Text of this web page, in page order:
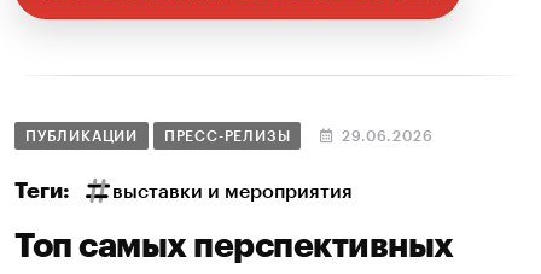
ПУБЛИКАЦИИ ПРЕСС-РЕЛИЗЫ 29.06.2026
Теги: выставки и мероприятия
Топ самых перспективных